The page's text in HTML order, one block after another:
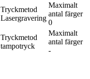
Tryckmetod
Lasergravering
Maximalt
antal färger
0
Tryckmetod
tampotryck
Maximalt
antal färger
-